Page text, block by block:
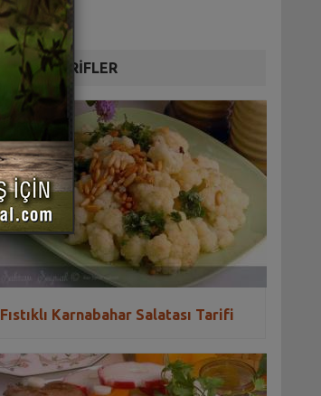
DİĞER TARİFLER
Fıstıklı Karnabahar Salatası Tarifi